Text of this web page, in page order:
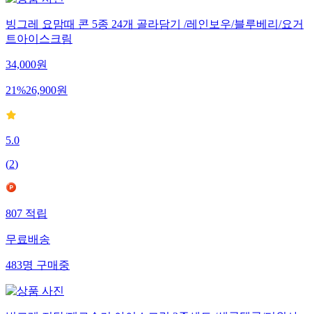
빙그레 요맘때 콘 5종 24개 골라담기 /레인보우/블루베리/요거
트아이스크림
34,000원
21%26,900원
5.0
(2)
807적립
무료배송
483명구매중